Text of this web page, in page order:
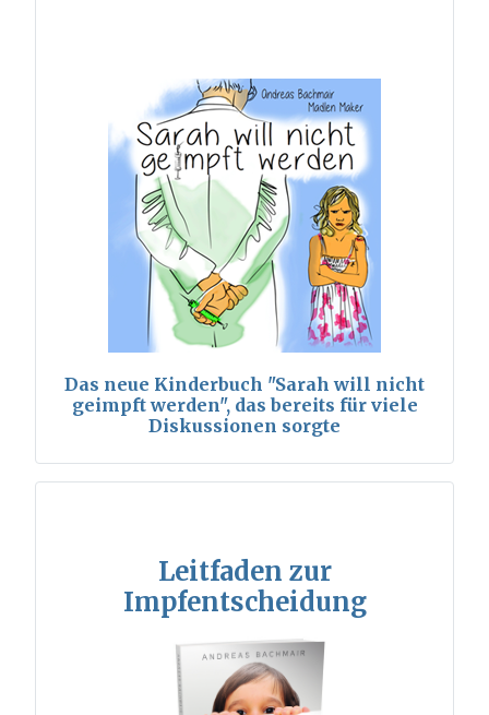
Das neue Kinderbuch "Sarah will nicht
geimpft werden", das bereits für viele
Diskussionen sorgte
Leitfaden zur
Impfentscheidung